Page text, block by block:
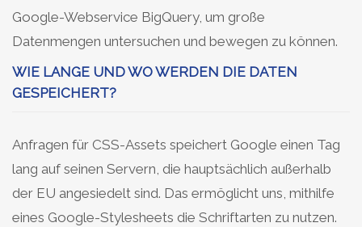
Google-Webservice BigQuery, um große
Datenmengen untersuchen und bewegen zu können.
WIE LANGE UND WO WERDEN DIE DATEN
GESPEICHERT?
Anfragen für CSS-Assets speichert Google einen Tag
lang auf seinen Servern, die hauptsächlich außerhalb
der EU angesiedelt sind. Das ermöglicht uns, mithilfe
eines Google-Stylesheets die Schriftarten zu nutzen.